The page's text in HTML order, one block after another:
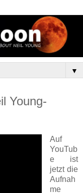
▼
Young-
Auf
YouTub
e ist
jetzt die
Aufnah
me